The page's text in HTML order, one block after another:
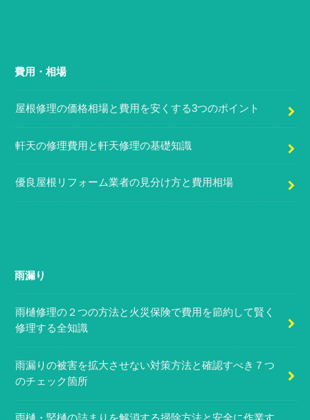
費用・相場
屋根修理の価格相場と費用を安くする3つのポイント
軒天の修理費用と軒天修理の基礎知識
優良屋根リフォーム業者の見分け方と費用相場
雨漏り
雨樋修理の２つの方法と火災保険で費用を節約して賢く
修理する全知識
雨漏りの被害を拡大させない対策方法と確認すべき７つ
のチェック箇所